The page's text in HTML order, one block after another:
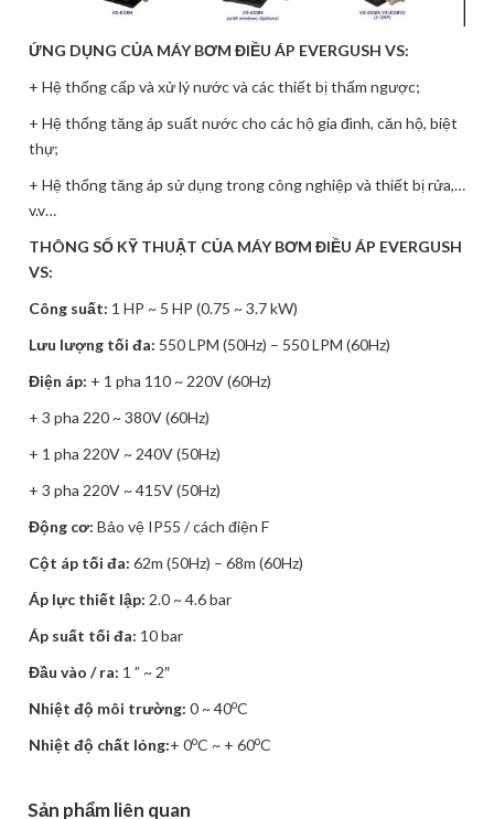
ỨNG DỤNG CỦA MÁY BƠM ĐIỀU ÁP EVERGUSH VS:
+ Hệ thống cấp và xử lý nước và các thiết bị thấm ngược;
+ Hệ thống tăng áp suất nước cho các hộ gia đình, căn hộ, biệt
thự;
+ Hệ thống tăng áp sử dụng trong công nghiệp và thiết bị rửa,…
v.v…
THÔNG SỐ KỸ THUẬT CỦA MÁY BƠM ĐIỀU ÁP EVERGUSH
VS:
Công suất: 1 HP ~ 5 HP (0.75 ~ 3.7 kW)
Lưu lượng tối đa: 550 LPM (50Hz) – 550 LPM (60Hz)
Điện áp: + 1 pha 110 ~ 220V (60Hz)
+ 3 pha 220 ~ 380V (60Hz)
+ 1 pha 220V ~ 240V (50Hz)
+ 3 pha 220V ~ 415V (50Hz)
Động cơ: Bảo vệ IP55 / cách điện F
Cột áp tối đa: 62m (50Hz) – 68m (60Hz)
Áp lực thiết lập: 2.0 ~ 4.6 bar
Áp suất tối đa: 10 bar
Đầu vào / ra: 1 ” ~ 2″
Nhiệt độ môi trường: 0 ~ 40oC
Nhiệt độ chất lỏng:+ 0oC ~ + 60oC
Sản phẩm liên quan